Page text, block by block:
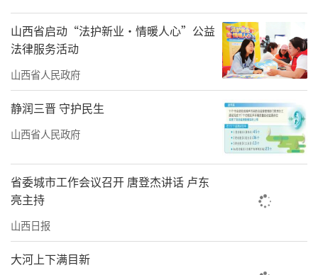
乡村的重要一环。”张海光表示。近年来，我
省农村生活垃圾收运处置体系覆盖自然村比
例、卫生厕所普及率及生活污水治理率进一步
提升。“十四五”时期，全省农村生活垃圾收
运处置体系覆盖自然村比例超98%。许多村庄
实现了从“脏乱差”到“洁净美”的华丽转
身。
今年，中央一号文件将农村生态治理与生
山西省启动“法护新业·情暖人心”公益
法律服务活动
山西省人民政府
静润三晋 守护民生
山西省人民政府
省委城市工作会议召开 唐登杰讲话 卢东
亮主持
山西日报
大河上下满目新